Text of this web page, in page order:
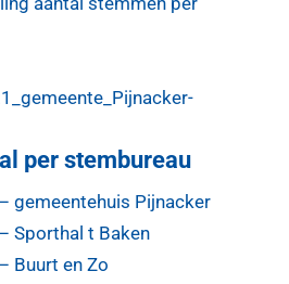
per stembureau
gemeentehuis Pijnacker
Sporthal t Baken
Buurt en Zo